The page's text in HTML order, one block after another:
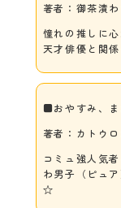
著者：御茶漬
憧れの推しに
天才俳優と関
■おやすみ、
著者：カトウロ
コミュ強人気
わ男子（ピュ
☆